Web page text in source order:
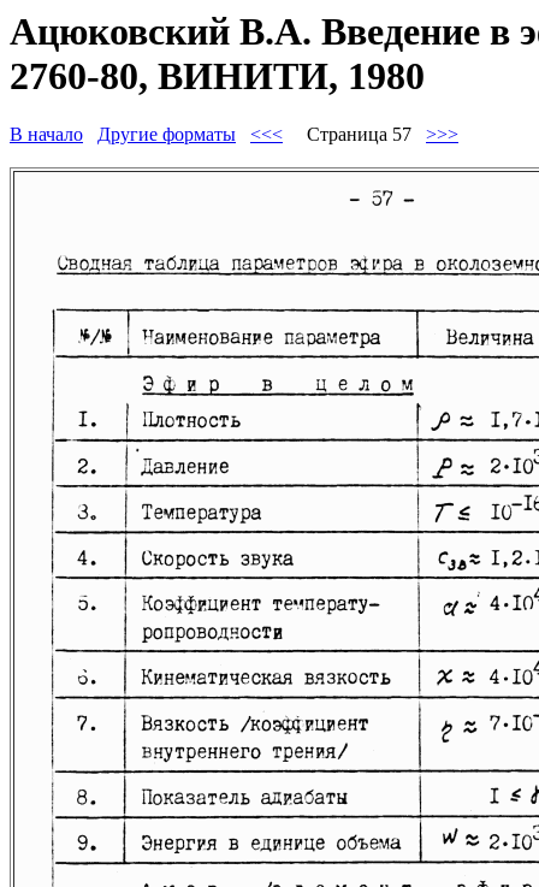
Ацюковский В.А. Введение в
2760-80, ВИНИТИ, 1980
В начало Другие форматы <<< Страница 57 >>>